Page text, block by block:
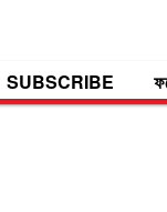
SUBSCRIBE